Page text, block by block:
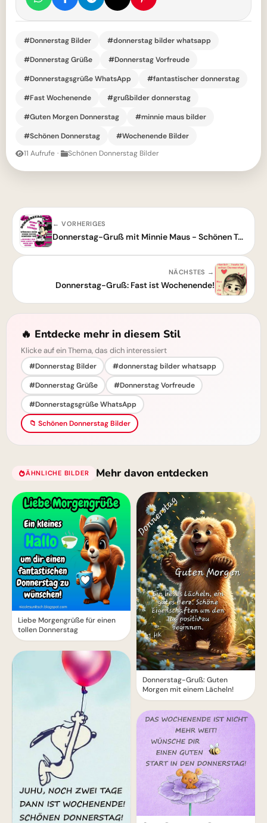
#Donnerstag Bilder
#donnerstag bilder whatsapp
#Donnerstag Grüße
#Donnerstag Vorfreude
#Donnerstagsgrüße WhatsApp
#fantastischer donnerstag
#Fast Wochenende
#grußbilder donnerstag
#Guten Morgen Donnerstag
#minnie maus bilder
#Schönen Donnerstag
#Wochenende Bilder
11 Aufrufe · Schönen Donnerstag Bilder
← VORHERIGES
Donnerstag-Gruß mit Minnie Maus - Schönen Tag!
NÄCHSTES →
Donnerstag-Gruß: Fast ist Wochenende!
🔥 Entdecke mehr in diesem Stil
Klicke auf ein Thema, das dich interessiert
#Donnerstag Bilder
#donnerstag bilder whatsapp
#Donnerstag Grüße
#Donnerstag Vorfreude
#Donnerstagsgrüße WhatsApp
📁 Schönen Donnerstag Bilder
ÄHNLICHE BILDER Mehr davon entdecken
Liebe Morgengrüße für einen
tollen Donnerstag
Donnerstag-Gruß: Guten
Morgen mit einem Lächeln!